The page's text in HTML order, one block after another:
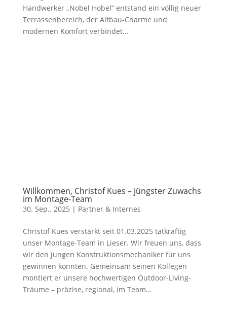
Handwerker „Nobel Hobel“ entstand ein völlig neuer
Terrassenbereich, der Altbau-Charme und
modernen Komfort verbindet…
Willkommen, Christof Kues – jüngster Zuwachs
im Montage-Team
30. Sep.. 2025 | Partner & Internes
Christof Kues verstärkt seit 01.03.2025 tatkräftig
unser Montage-Team in Lieser. Wir freuen uns, dass
wir den jungen Konstruktionsmechaniker für uns
gewinnen konnten. Gemeinsam seinen Kollegen
montiert er unsere hochwertigen Outdoor-Living-
Träume – präzise, regional, im Team…